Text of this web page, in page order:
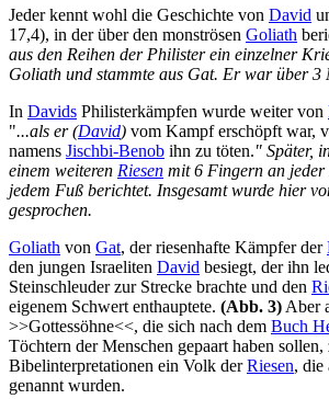
Jeder kennt wohl die Geschichte von David
17,4), in der über den monströsen Goliath
aus den Reihen der Philister ein einzelner
Goliath und stammte aus Gat. Er war über 3
In Davids Philisterkämpfen wurde weiter von
"...als er (David) vom Kampf erschöpft war,
namens Jischbi-Benob ihn zu töten." Später,
einem weiteren Riesen mit 6 Fingern an
jedem Fuß berichtet. Insgesamt wurde hier
gesprochen.
Goliath von Gat, der riesenhafte Kämpfer der
den jungen Israeliten David besiegt, der ihn
Steinschleuder zur Strecke brachte und den
eigenem Schwert enthauptete. (Abb. 3) Aber
>>Gottessöhne<<, die sich nach dem Buch
Töchtern der Menschen gepaart haben sollen,
Bibelinterpretationen ein Volk derRiesen, die
genannt wurden.